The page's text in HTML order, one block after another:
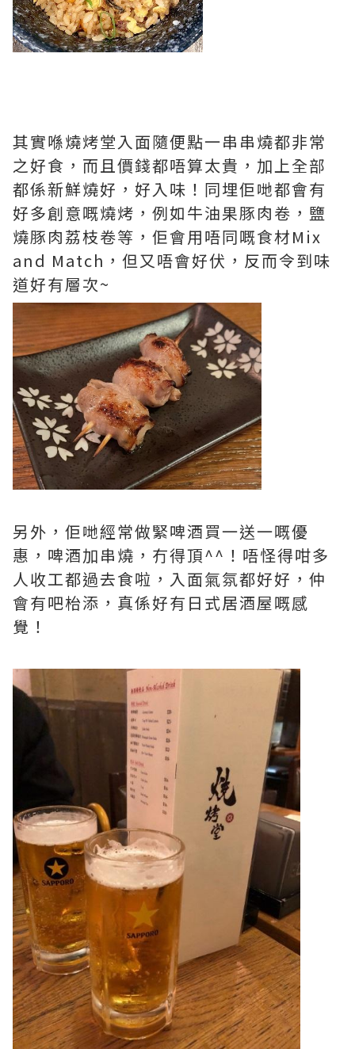
其實喺燒烤堂入面隨便點一串串燒都非常
之好食，而且價錢都唔算太貴，加上全部
都係新鮮燒好，好入味！同埋佢哋都會有
好多創意嘅燒烤，例如牛油果豚肉卷，鹽
燒豚肉荔枝卷等，佢會用唔同嘅食材Mix
and Match，但又唔會好伏，反而令到味
道好有層次~
另外，佢哋經常做緊啤酒買一送一嘅優
惠，啤酒加串燒，冇得頂^^！唔怪得咁多
人收工都過去食啦，入面氣氛都好好，仲
會有吧枱添，真係好有日式居酒屋嘅感
覺！